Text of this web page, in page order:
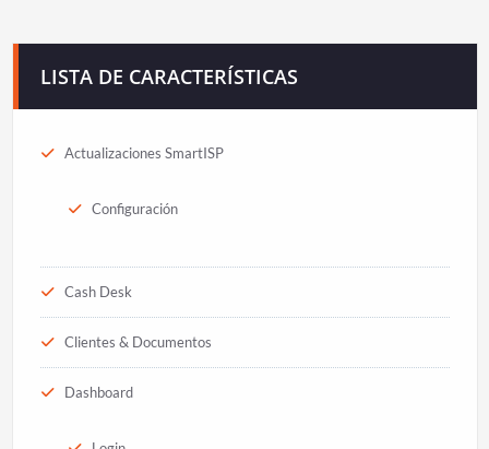
LISTA DE CARACTERÍSTICAS
Actualizaciones SmartISP
Configuración
Cash Desk
Clientes & Documentos
Dashboard